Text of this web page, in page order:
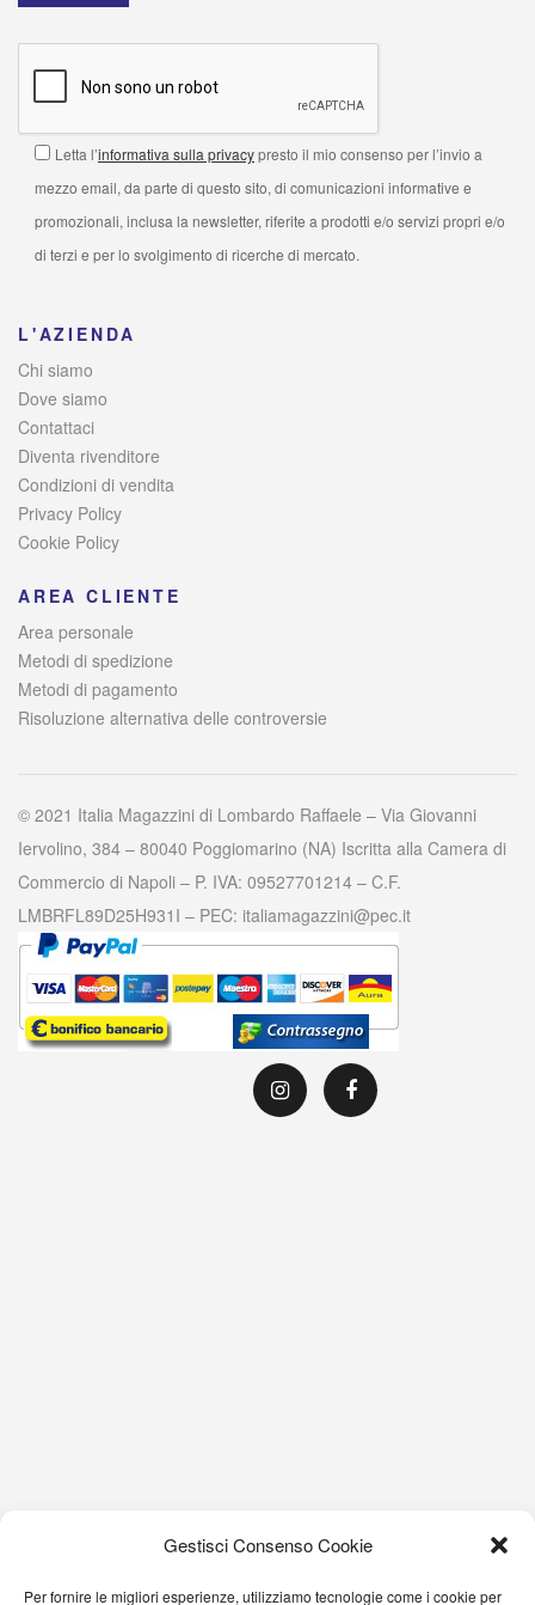
Gestisci Consenso Cookie
Per fornire le migliori esperienze, utilizziamo tecnologie come i cookie per
Letta l’informativa sulla privacypresto il mio consenso per l’invio a
mezzo email, da parte di questo sito, di comunicazioni informative e
promozionali, inclusa la newsletter, riferite a prodotti e/o servizi propri e/o
di terzi e per lo svolgimento di ricerche di mercato.
L'AZIENDA
Chi siamo
Dove siamo
Contattaci
Diventa rivenditore
Condizioni di vendita
Privacy Policy
Cookie Policy
AREA CLIENTE
Area personale
Metodi di spedizione
Metodi di pagamento
Risoluzione alternativa delle controversie
© 2021 Italia Magazzini di Lombardo Raffaele – Via Giovanni
Iervolino, 384 – 80040 Poggiomarino (NA) Iscritta alla Camera di
Commercio di Napoli – P. IVA: 09527701214 – C.F.
LMBRFL89D25H931I – PEC: italiamagazzini@pec.it